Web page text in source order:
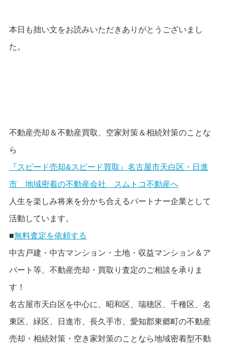
本日も拙い文をお読みいただきありがとうございまし
た。
不動産売却＆不動産買取、空家対策＆相続対策のことな
ら
『スピード売却&スピード買取』名古屋市天白区・日進
市 地域密着の不動産会社
スムトコ不動産へ
人生を楽しみ将来を分かち合えるパートナー企業として
活動しています。
■無料査定を依頼する
中古戸建・中古マンション・土地・収益マンション＆ア
パート等、不動産売却・買取り査定のご相談を承りま
す！
名古屋市天白区を中心に、昭和区、瑞穂区、千種区、名
東区、緑区、日進市、長久手市、愛知郡東郷町の不動産
売却・相続対策・空き家対策のことなら地域密着型不動